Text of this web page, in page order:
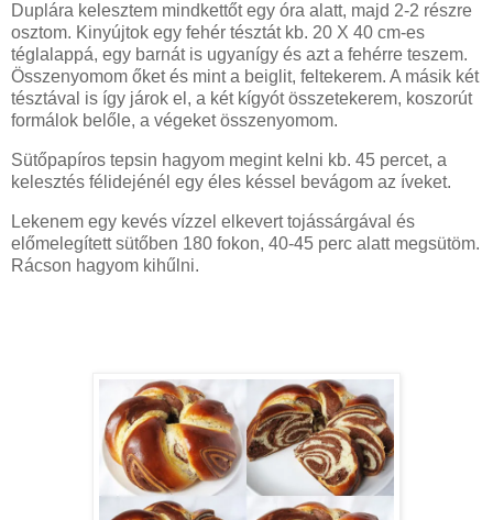
Duplára kelesztem mindkettőt egy óra alatt, majd 2-2 részre
osztom. Kinyújtok egy fehér tésztát kb. 20 X 40 cm-es
téglalappá, egy barnát is ugyanígy és azt a fehérre teszem.
Összenyomom őket és mint a beiglit, feltekerem. A másik két
tésztával is így járok el, a két kígyót összetekerem, koszorút
formálok belőle, a végeket összenyomom.
Sütőpapíros tepsin hagyom megint kelni kb. 45 percet, a
kelesztés félidejénél egy éles késsel bevágom az íveket.
Lekenem egy kevés vízzel elkevert tojássárgával és
előmelegített sütőben 180 fokon, 40-45 perc alatt megsütöm.
Rácson hagyom kihűlni.